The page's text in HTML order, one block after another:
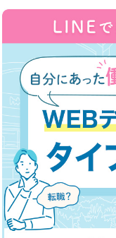
だきました。よろし
返りながら、イン
デザインを学ぼう
んです。短大の写
ですけど、そこが
すけど、凄く大変